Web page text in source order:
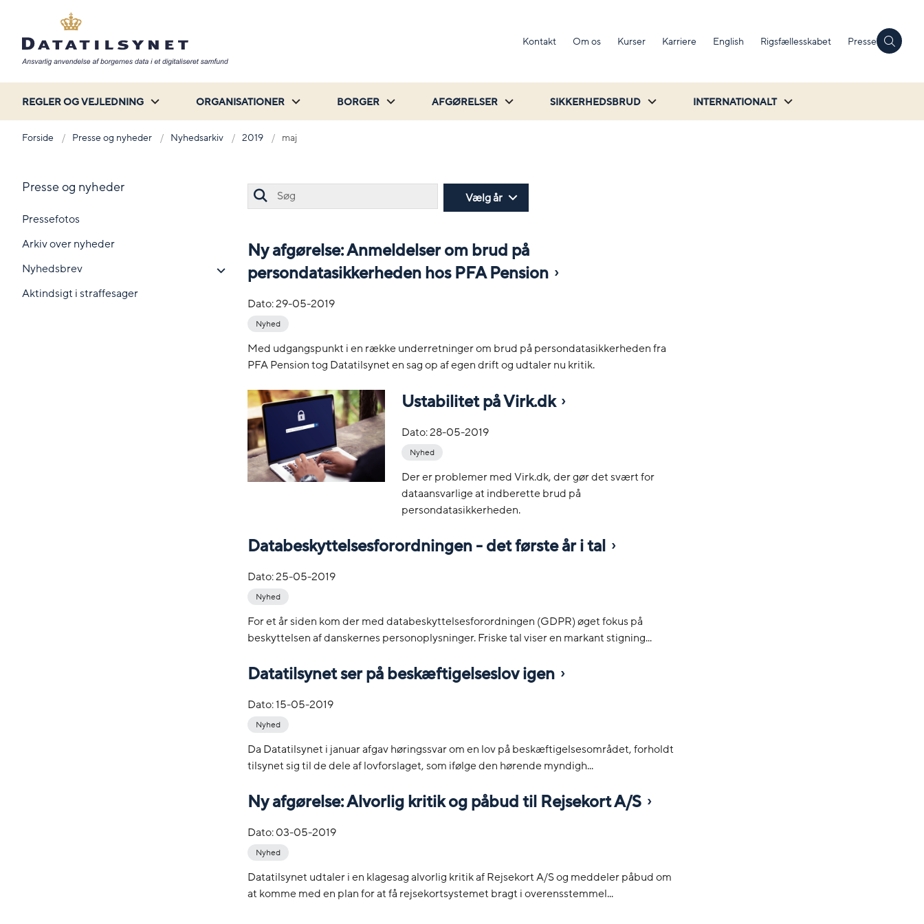
Kontakt Om os Kurser Karriere English Rigsfællesskabet Presse
REGLER OG VEJLEDNING ORGANISATIONER BORGER AFGØRELSER SIKKERHEDSBRUD INTERNATIONALT
Forside Presse og nyheder Nyhedsarkiv 2019 maj
Presse og nyheder
Pressefotos
Arkiv over nyheder
Nyhedsbrev
Aktindsigt i straffesager
Vælg år
Ny afgørelse: Anmeldelser om brud på
persondatasikkerheden hos PFA Pension
Dato:29-05-2019
Nyhed
Med udgangspunkt i en række underretninger om brud på persondatasikkerheden fra
PFA Pension tog Datatilsynet en sag op af egen drift og udtaler nu kritik.
Ustabilitet på Virk.dk
Dato:28-05-2019
Nyhed
Der er problemer med Virk.dk, der gør det svært for
dataansvarlige at indberette brud på
persondatasikkerheden.
Databeskyttelsesforordningen - det første år i tal
Dato:25-05-2019
Nyhed
For et år siden kom der med databeskyttelsesforordningen (GDPR) øget fokus på
beskyttelsen af danskernes personoplysninger. Friske tal viser en markant stigning...
Datatilsynet ser på beskæftigelseslov igen
Dato:15-05-2019
Nyhed
Da Datatilsynet i januar afgav høringssvar om en lov på beskæftigelsesområdet, forholdt
tilsynet sig til de dele af lovforslaget, som ifølge den hørende myndigh...
Ny afgørelse: Alvorlig kritik og påbud til Rejsekort A/S
Dato:03-05-2019
Nyhed
Datatilsynet udtaler i en klagesag alvorlig kritik af Rejsekort A/S og meddeler påbud om
at komme med en plan for at få rejsekortsystemet bragt i overensstemmel...